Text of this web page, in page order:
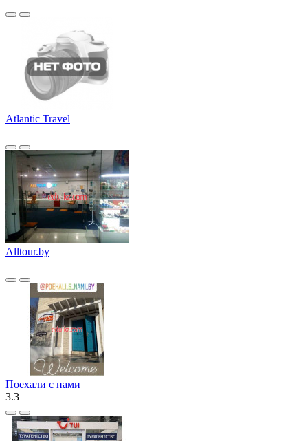
Atlantic Travel
Alltour.by
Поехали с нами
3.3